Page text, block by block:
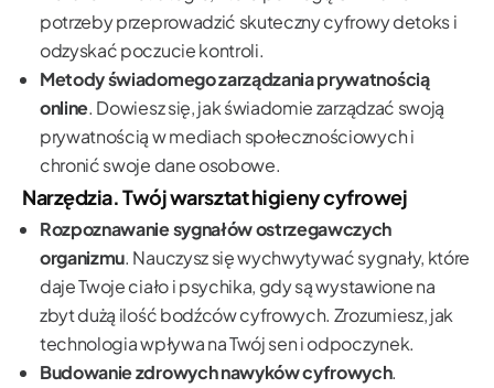
potrzeby przeprowadzić skuteczny cyfrowy detoks i
odzyskać poczucie kontroli.
Metody świadomego zarządzania prywatnością
online. Dowiesz się, jak świadomie zarządzać swoją
prywatnością w mediach społecznościowych i
chronić swoje dane osobowe.
Narzędzia. Twój warsztat higieny cyfrowej
Rozpoznawanie sygnałów ostrzegawczych
organizmu. Nauczysz się wychwytywać sygnały, które
daje Twoje ciało i psychika, gdy są wystawione na
zbyt dużą ilość bodźców cyfrowych. Zrozumiesz, jak
technologia wpływa na Twój sen i odpoczynek.
Budowanie zdrowych nawyków cyfrowych.